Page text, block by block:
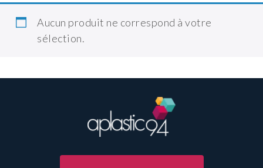
Aucun produit ne correspond à votre
sélection.